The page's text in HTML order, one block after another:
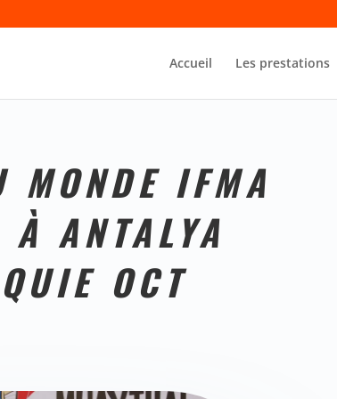
Accueil Les prestations
MONDE IFMA
À ANTALYA
OCT